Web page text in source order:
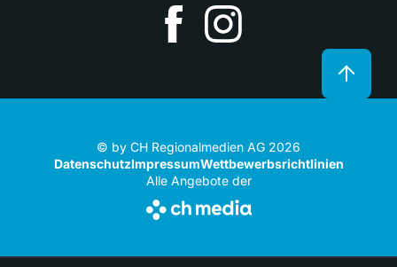
© by CH Regionalmedien AG 2026
DatenschutzImpressumWettbewerbsrichtlinien
Alle Angebote der